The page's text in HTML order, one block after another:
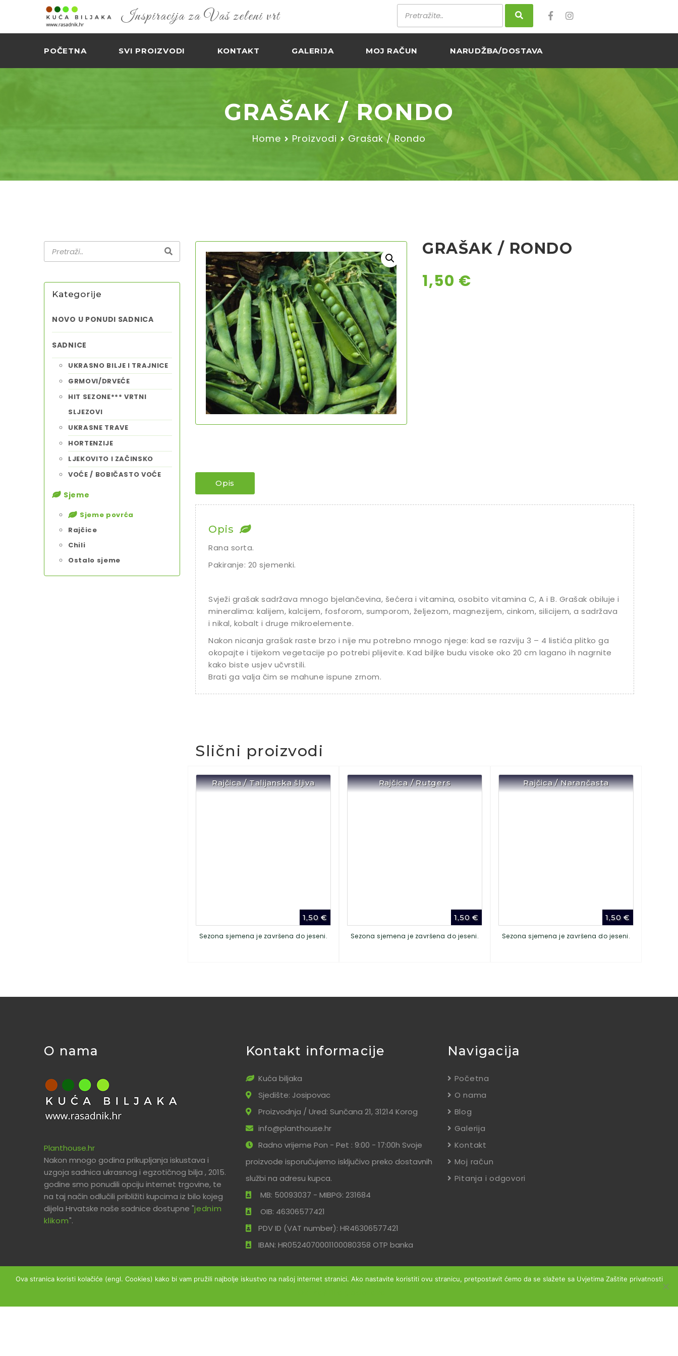
Inspiracija za Vaš zeleni vrt
POČETNA SVI PROIZVODI KONTAKT GALERIJA MOJ RAČUN NARUDŽBA/DOSTAVA
GRAŠAK / RONDO
Home Proizvodi Grašak / Rondo
Kategorije
NOVO U PONUDI SADNICA
SADNICE
UKRASNO BILJE I TRAJNICE
GRMOVI/DRVEĆE
HIT SEZONE*** VRTNI
SLJEZOVI
UKRASNE TRAVE
HORTENZIJE
LJEKOVITO I ZAČINSKO
VOĆE / BOBIČASTO VOĆE
Sjeme
Sjeme povrća
Rajčice
Chili
Ostalo sjeme
GRAŠAK / RONDO
1,50 €
Opis
Opis
Rana sorta.
Pakiranje: 20 sjemenki.
Svježi grašak sadržava mnogo bjelančevina, šećera i vitamina, osobito vitamina C, A i B. Grašak obiluje i
mineralima: kalijem, kalcijem, fosforom, sumporom, željezom, magnezijem, cinkom, silicijem, a sadržava
i nikal, kobalt i druge mikroelemente.
Nakon nicanja grašak raste brzo i nije mu potrebno mnogo njege: kad se razviju 3 – 4 listića plitko ga
okopajte i tijekom vegetacije po potrebi plijevite. Kad biljke budu visoke oko 20 cm lagano ih nagrnite
kako biste usjev učvrstili.
Brati ga valja čim se mahune ispune zrnom.
Slični proizvodi
Rajčica / Talijanska šljiva
1,50€
Sezona sjemena je završena do jeseni.
Rajčica / Rutgers
1,50€
Sezona sjemena je završena do jeseni.
Rajčica / Narančasta
1,50€
Sezona sjemena je završena do jeseni.
O nama
Planthouse.hr
Nakon mnogo godina prikupljanja iskustava i
uzgoja sadnica ukrasnog i egzotičnog bilja , 2015.
godine smo ponudili opciju internet trgovine, te
na taj način odlučili približiti kupcima iz bilo kojeg
dijela Hrvatske naše sadnice dostupne "jednim
klikom".
Kontakt informacije
Kuća biljaka
Sjedište: Josipovac
Proizvodnja / Ured: Sunčana 21, 31214 Korog
info@planthouse.hr
Radno vrijeme Pon - Pet : 9:00 - 17:00h Svoje
proizvode isporučujemo isključivo preko dostavnih
službi na adresu kupca.
MB: 50093037 - MIBPG: 231684
OIB: 46306577421
PDV ID (VAT number): HR46306577421
IBAN: HR0524070001100080358 OTP banka
Navigacija
Početna
O nama
Blog
Galerija
Kontakt
Moj račun
Pitanja i odgovori
Ova stranica koristi kolačiće (engl. Cookies) kako bi vam pružili najbolje iskustvo na našoj internet stranici. Ako nastavite koristiti ovu stranicu, pretpostavit ćemo da se slažete sa Uvjetima Zaštite privatnosti